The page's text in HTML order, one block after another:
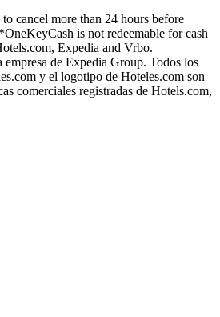
cancel more than 24 hours before
is not redeemable for cash
Expedia and Vrbo.
de Expedia Group. Todos los
y el logotipo de Hoteles.com son
comerciales registradas de Hotels.com,